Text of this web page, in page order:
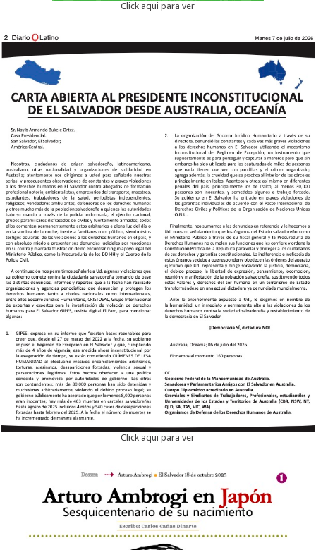
Click aqui para ver
Click aqui para ver